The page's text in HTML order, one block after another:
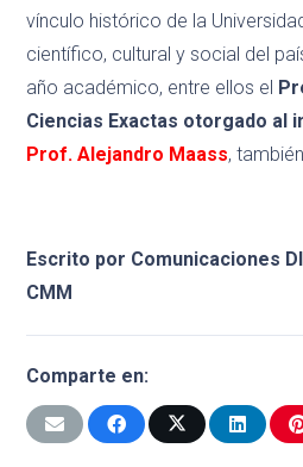
vínculo histórico de la
científico, cultural y social del
año académico, entre ellos el
Ciencias Exactas otorgado al
Prof. Alejandro Maass,
Escrito por Comunicaciones
CMM
Comparte en: